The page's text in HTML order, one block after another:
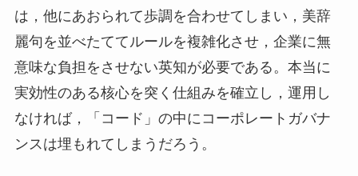
は，他にあおられて歩調を合わせてしまい，美辞
麗句を並べたててルールを複雑化させ，企業に無
意味な負担をさせない英知が必要である。本当に
実効性のある核心を突く仕組みを確立し，運用し
なければ，「コード」の中にコーポレートガバナ
ンスは埋もれてしまうだろう。